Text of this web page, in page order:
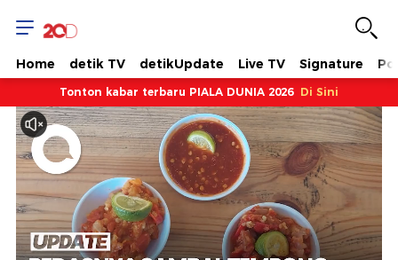
Home detik TV detikUpdate Live TV Signature
Tonton kabar terbaru PIALA DUNIA 2026 Di Sini